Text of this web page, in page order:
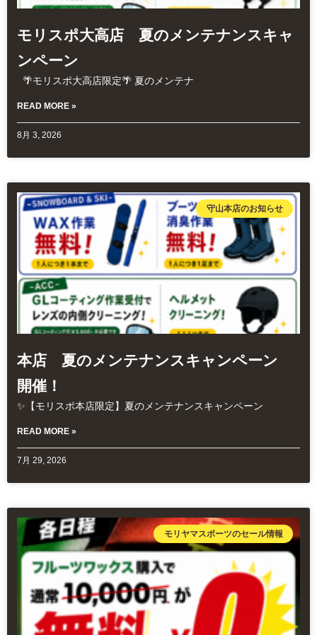
モリスポ大高店 夏のメンテナンスキャ
ンペーン
🌴モリスポ大高店限定🌴 夏のメンテナ
READ MORE »
8月 3, 2026
守山本店のお知らせ
本店 夏のメンテナンスキャンペーン
開催！
✨【モリスポ本店限定】夏のメンテナンスキャンペーン
READ MORE »
7月 29, 2026
モリヤマスポーツのセール情報